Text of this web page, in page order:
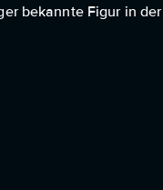
bekannte Figur in der